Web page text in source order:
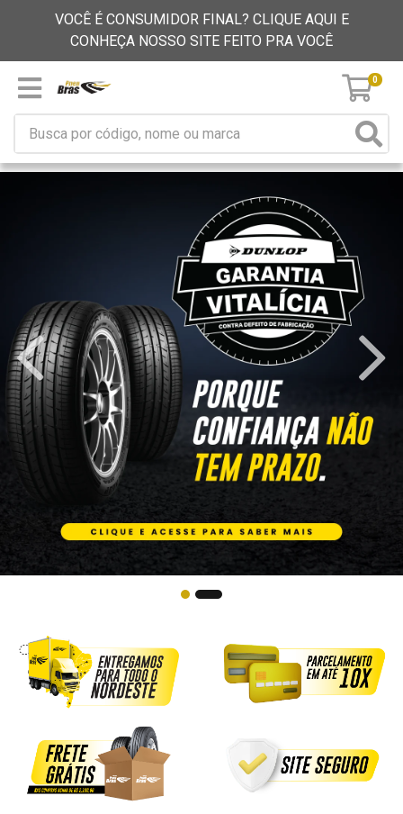
VOCÊ É CONSUMIDOR FINAL? CLIQUE AQUI E
CONHEÇA NOSSO SITE FEITO PRA VOCÊ
0